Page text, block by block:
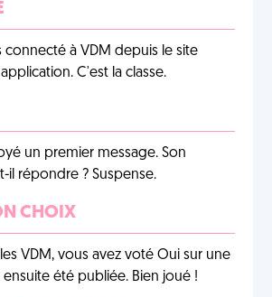
connecté à VDM depuis le site
C'est la classe.
un premier message. Son
il répondre ? Suspense.
CHOIX
VDM, vous avez voté Oui sur une
été publiée. Bien joué !